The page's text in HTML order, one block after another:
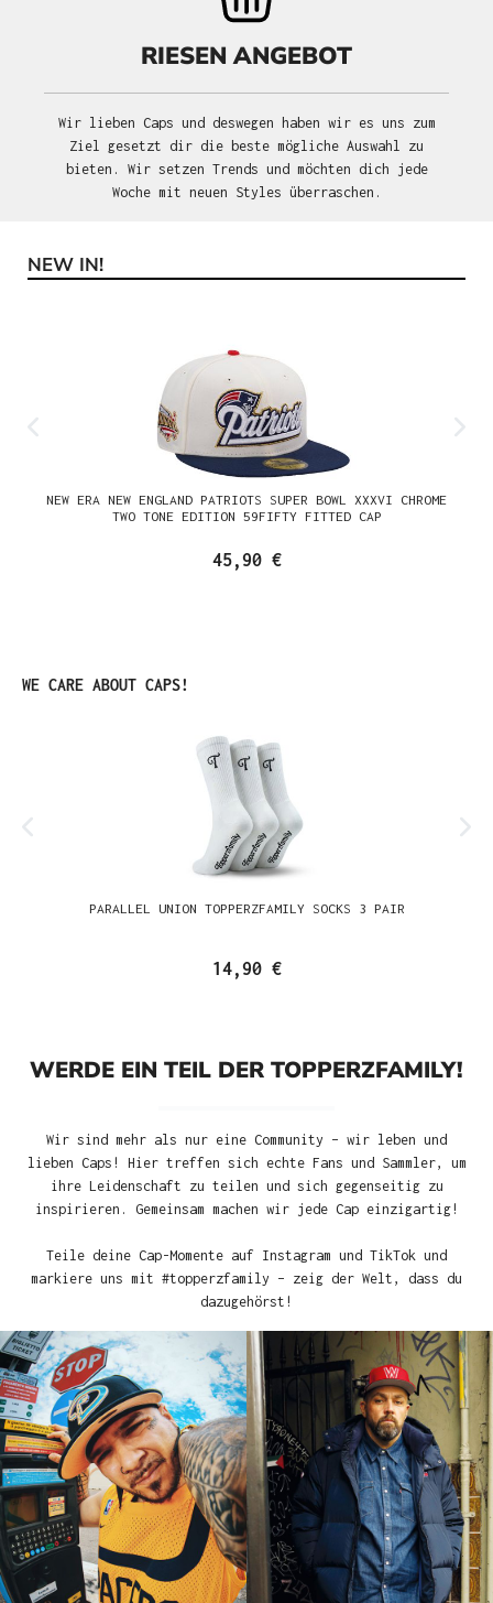
RIESEN ANGEBOT
Wir lieben Caps und deswegen haben wir es uns zum
Ziel gesetzt dir die beste mögliche Auswahl zu
bieten. Wir setzen Trends und möchten dich jede
Woche mit neuen Styles überraschen.
Produktgalerie überspringen
NEW IN!
NEW ERA NEW ENGLAND PATRIOTS SUPER BOWL XXXVI CHROME
TWO TONE EDITION 59FIFTY FITTED CAP
45,90 €
Produktgalerie überspringen
WE CARE ABOUT CAPS!
PARALLEL UNION TOPPERZFAMILY SOCKS 3 PAIR
14,90 €
WERDE EIN TEIL DER TOPPERZFAMILY!
Wir sind mehr als nur eine Community – wir leben und
lieben Caps! Hier treffen sich echte Fans und Sammler, um
ihre Leidenschaft zu teilen und sich gegenseitig zu
inspirieren. Gemeinsam machen wir jede Cap einzigartig!
Teile deine Cap-Momente auf Instagram und TikTok und
markiere uns mit #topperzfamily – zeig der Welt, dass du
dazugehörst!